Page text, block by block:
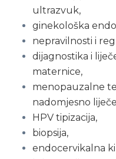
ultrazvuk,
ginekološka
nepravilnosti i
dijagnostika i
maternice,
menopauzalne
nadomjesno
HPV tipizacija,
biopsija,
endocervikalna